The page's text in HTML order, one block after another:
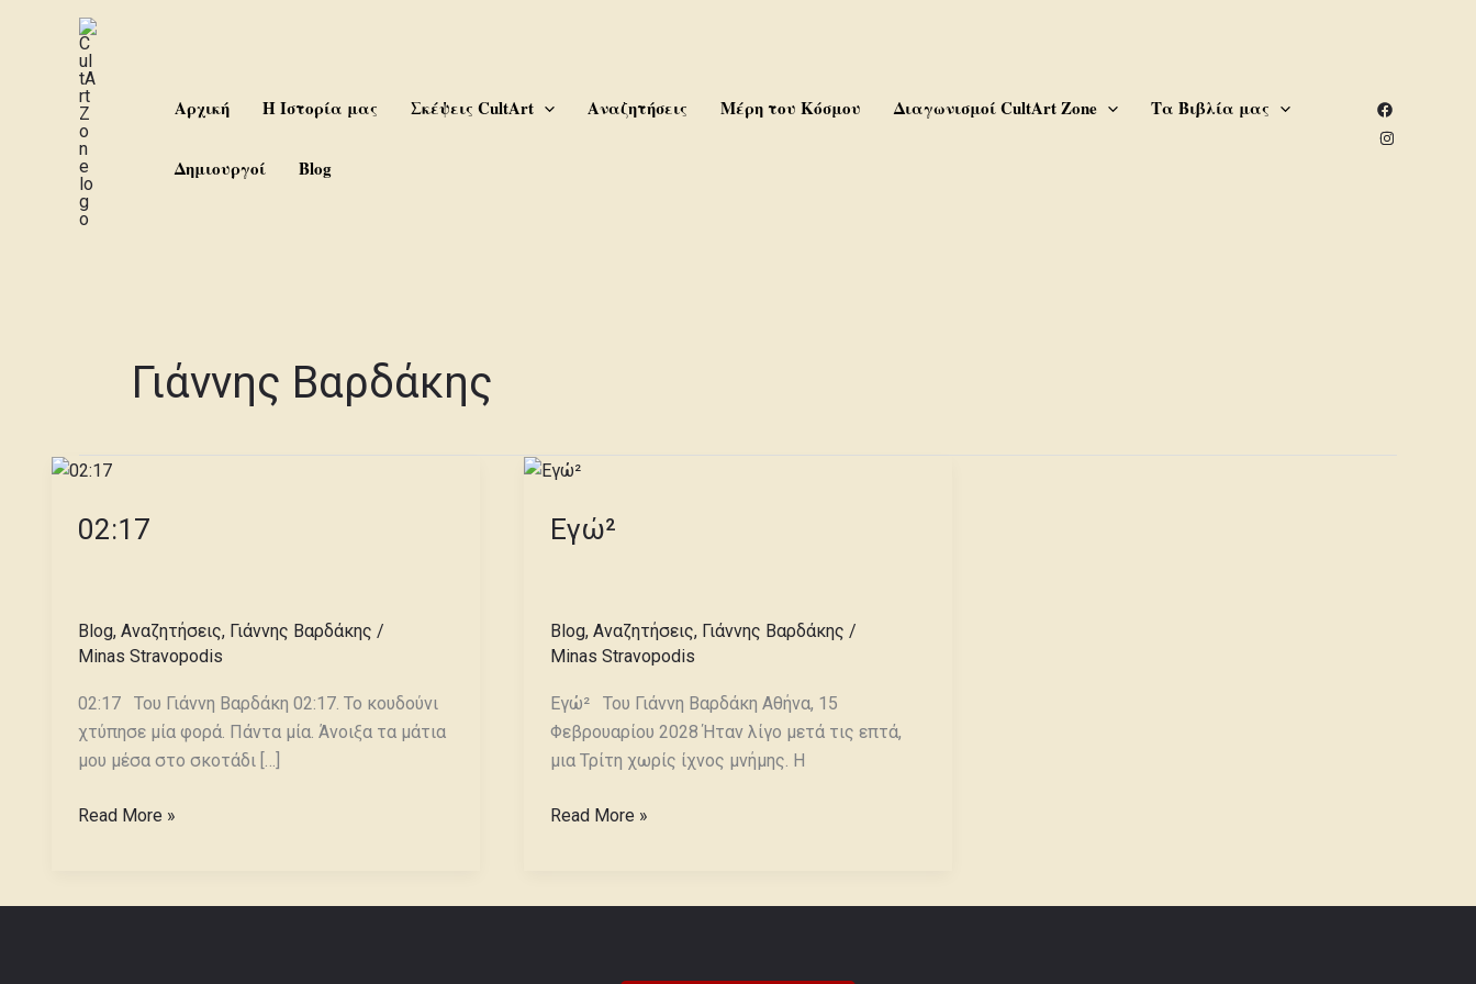
Αρχική Η Ιστορία μας Σκέψεις CultArt Αναζητήσεις Μέρη του Κόσμου Διαγωνισμοί CultArt Zone Τα Βιβλία μας
Δημιουργοί Blog
Γιάννης Βαρδάκης
02:17
Blog, Αναζητήσεις, Γιάννης Βαρδάκης /
Minas Stravopodis
02:17 Του Γιάννη Βαρδάκη 02:17. Το κουδούνι
χτύπησε μία φορά. Πάντα μία. Άνοιξα τα μάτια
μου μέσα στο σκοτάδι […]
02:17
Read More »
Εγώ²
Blog, Αναζητήσεις, Γιάννης Βαρδάκης /
Minas Stravopodis
Εγώ² Του Γιάννη Βαρδάκη Αθήνα, 15
Φεβρουαρίου 2028 Ήταν λίγο μετά τις επτά,
μια Τρίτη χωρίς ίχνος μνήμης. Η
Εγώ²
Read More »